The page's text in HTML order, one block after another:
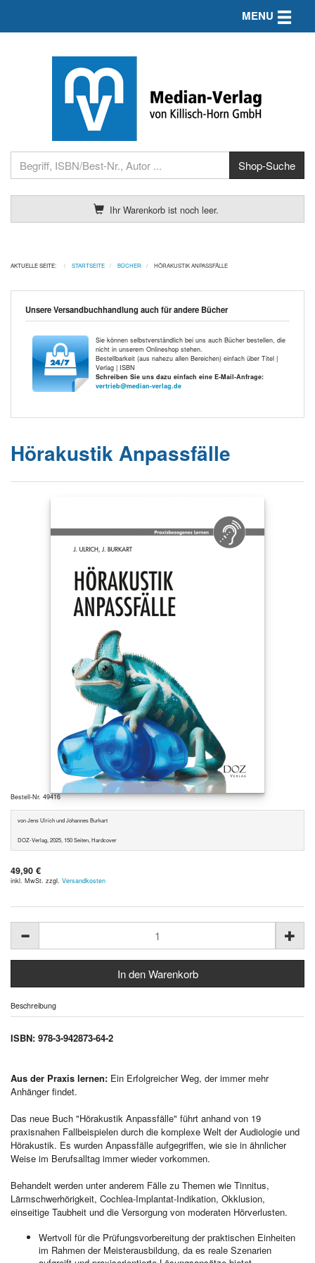
Ihr Warenkorb ist noch leer.
MENU Toggle
AKTUELLE SEITE: STARTSEITE BÜCHER HÖRAKUSTIK ANPASSFÄLLE
Unsere Versandbuchhandlung auch für andere Bücher
Sie können selbstverständlich bei uns auch Bücher bestellen, die
nicht in unserem Onlineshop stehen.
Bestellbarkeit (aus nahezu allen Bereichen) einfach über Titel |
Verlag | ISBN
Schreiben Sie uns dazu einfach eine E-Mail-Anfrage:
vertrieb@median-verlag.de
Hörakustik Anpassfälle
Bestell-Nr. 49416
von Jens Ulrich und Johannes Burkart
DOZ-Verlag, 2025, 150 Seiten, Hardcover
49,90 €
inkl. MwSt. zzgl. Versandkosten
Beschreibung
ISBN: 978-3-942873-64-2
Aus der Praxis lernen: Ein Erfolgreicher Weg, der immer mehr
Anhänger findet.
Das neue Buch "Hörakustik Anpassfälle" führt anhand von 19
praxisnahen Fallbeispielen durch die komplexe Welt der Audiologie und
Hörakustik. Es wurden Anpassfälle aufgegriffen, wie sie in ähnlicher
Weise im Berufsalltag immer wieder vorkommen.
Behandelt werden unter anderem Fälle zu Themen wie Tinnitus,
Lärmschwerhörigkeit, Cochlea-Implantat-Indikation, Okklusion,
einseitige Taubheit und die Versorgung von moderaten Hörverlusten.
Wertvoll für die Prüfungsvorbereitung der praktischen Einheiten
im Rahmen der Meisterausbildung, da es reale Szenarien